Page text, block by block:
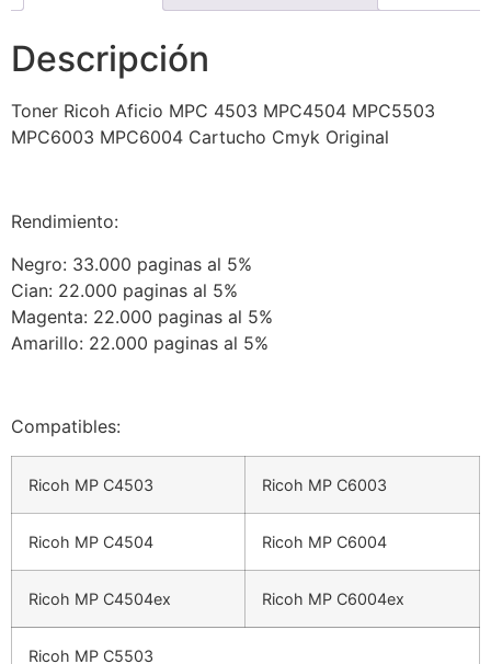
Descripción
Toner Ricoh Aficio MPC 4503 MPC4504 MPC5503
MPC6003 MPC6004 Cartucho Cmyk Original
Rendimiento:
Negro: 33.000 paginas al 5%
Cian: 22.000 paginas al 5%
Magenta: 22.000 paginas al 5%
Amarillo: 22.000 paginas al 5%
Compatibles:
Ricoh MP C4503 Ricoh MP C6003
Ricoh MP C4504 Ricoh MP C6004
Ricoh MP C4504ex Ricoh MP C6004ex
Ricoh MP C5503